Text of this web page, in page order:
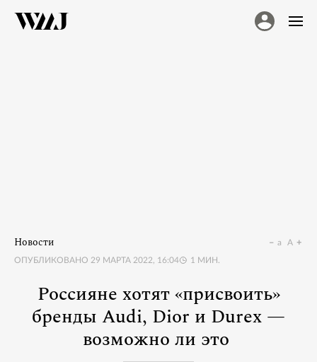
Новости
ОПУБЛИКОВАНО 29 МАРТА 2022, 16:04 1 МИН.
a A
Россияне хотят «присвоить»
бренды Audi, Dior и Durex —
возможно ли это